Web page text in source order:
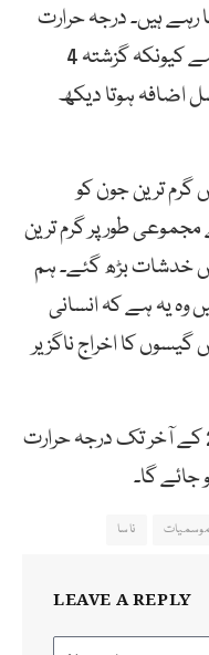
ہیں۔ درجہ حرارت
میں اضافہ حیران کن اس لیے نہیں ہے کیونکہ گزشتہ 4
اضافہ ہوتا دیکھ
گرم ترین جون کو
کیا ہے جس سے 2023 کے مجموعی طور پر گرم ترین
خدشات بڑھ گئے۔ ہم
یہ ہے کہ انسانی
گیسوں کا اخراج ناگزیر
گیون نے کہا کہ ممکنہ طور پر 2023 کے آخر تک درجہ حرارت
موسمیات ناسا
LEAVE A REPLY